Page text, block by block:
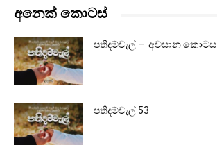
අනෙක් කොටස්
පතිදම්වැල් – අවසාන කොටස
පතිදම්වැල් 53